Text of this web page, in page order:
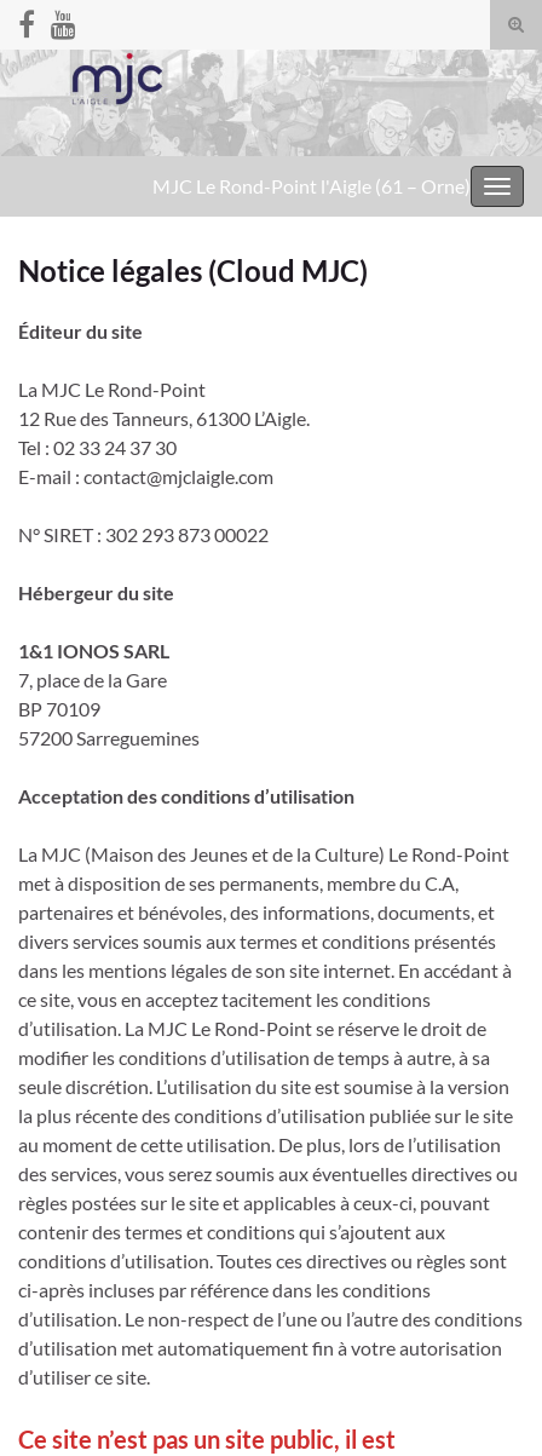
Search for:
MJC Le Rond-Point l'Aigle (61 – Orne)
Notice légales (Cloud MJC)
Éditeur du site
La MJC Le Rond-Point
12 Rue des Tanneurs, 61300 L’Aigle.
Tel : 02 33 24 37 30
E-mail : contact@mjclaigle.com
N° SIRET : 302 293 873 00022
Hébergeur du site
1&1 IONOS SARL
7, place de la Gare
BP 70109
57200 Sarreguemines
Acceptation des conditions d’utilisation
La MJC (Maison des Jeunes et de la Culture) Le Rond-Point
met à disposition de ses permanents, membre du C.A,
partenaires et bénévoles, des informations, documents, et
divers services soumis aux termes et conditions présentés
dans les mentions légales de son site internet. En accédant à
ce site, vous en acceptez tacitement les conditions
d’utilisation. La MJC Le Rond-Point se réserve le droit de
modifier les conditions d’utilisation de temps à autre, à sa
seule discrétion. L’utilisation du site est soumise à la version
la plus récente des conditions d’utilisation publiée sur le site
au moment de cette utilisation. De plus, lors de l’utilisation
des services, vous serez soumis aux éventuelles directives ou
règles postées sur le site et applicables à ceux-ci, pouvant
contenir des termes et conditions qui s’ajoutent aux
conditions d’utilisation. Toutes ces directives ou règles sont
ci-après incluses par référence dans les conditions
d’utilisation. Le non-respect de l’une ou l’autre des conditions
d’utilisation met automatiquement fin à votre autorisation
d’utiliser ce site.
Ce site n’est pas un site public, il est